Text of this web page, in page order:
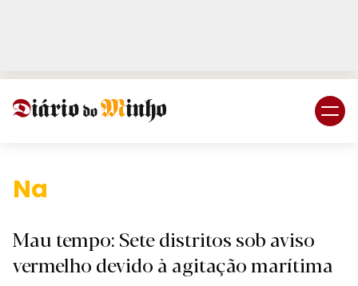
Nacional.
Mau tempo: Sete distritos sob aviso
vermelho devido à agitação marítima